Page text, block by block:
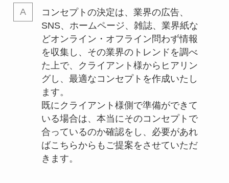
コンセプトの決定は、業界の広告、
SNS、ホームページ、雑誌、業界紙な
どオンライン・オフライン問わず情報
を収集し、その業界のトレンドを調べ
た上で、クライアント様からヒアリン
グし、最適なコンセプトを作成いたし
ます。
既にクライアント様側で準備ができて
いる場合は、本当にそのコンセプトで
合っているのか確認をし、必要があれ
ばこちらからもご提案をさせていただ
きます。